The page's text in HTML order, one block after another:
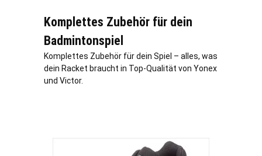
Komplettes Zubehör für dein
Badmintonspiel
Komplettes Zubehör für dein Spiel – alles, was
dein Racket braucht in Top-Qualität von Yonex
und Victor.